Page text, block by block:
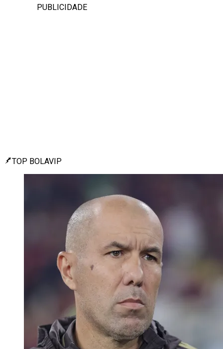
PUBLICIDADE
TOP BOLAVIP